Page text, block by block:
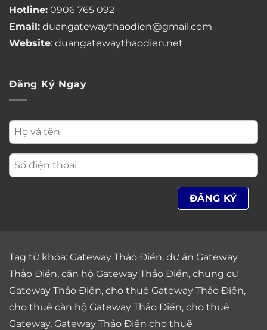
Hotline: 0906 765 092
Email: duangatewaythaodien@gmail.com
Website: duangatewaythaodien.net
Đăng Ký Ngay
Tag từ khóa: Gateway Thảo Điền, dự án Gateway
Thảo Điền, căn hộ Gateway Thảo Điền, chung cư
Gateway Thảo Điền, cho thuê Gateway Thảo Điền,
cho thuê căn hộ Gateway Thảo Điền, cho thuê
Gateway, Gateway Thảo Điền cho thuê